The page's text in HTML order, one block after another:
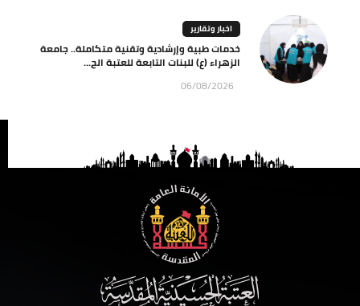
اخبار وتقارير
خدمات طبية وإرشادية وتقنية متكاملة.. جامعة
الزهراء (ع) للبنات التابعة للعتبة الح...
06/08/2026